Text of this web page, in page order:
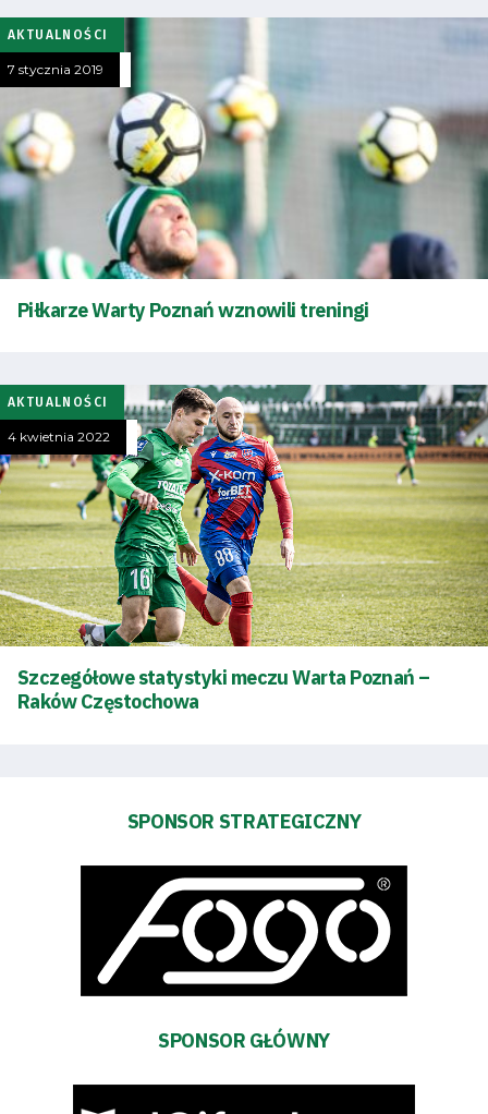
Dostępność
SEARCH
FOR:
Search Button
Klub
Tabela
Pierwszy
AKTUALNOŚCI
7 stycznia 2019
Piłkarze Warty Poznań wznowili treningi
AKTUALNOŚCI
4 kwietnia 2022
Szczegółowe statystyki meczu Warta Poznań –
Raków Częstochowa
SPONSOR STRATEGICZNY
SPONSOR GŁÓWNY